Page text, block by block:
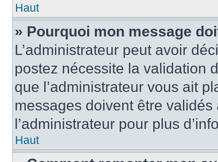
Haut
» Pourquoi mon message
L’administrateur peut avoir
postez nécessite la validation
que l’administrateur vous ait
messages doivent être validés
l’administrateur pour plus
Haut